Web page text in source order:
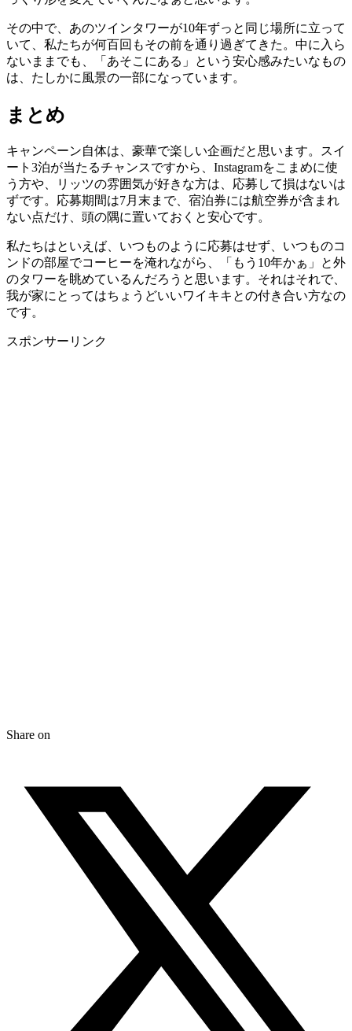
その中で、あのツインタワーが10年ずっと同じ場所に立って
いて、私たちが何百回もその前を通り過ぎてきた。中に入ら
ないままでも、「あそこにある」という安心感みたいなもの
は、たしかに風景の一部になっています。
まとめ
キャンペーン自体は、豪華で楽しい企画だと思います。スイ
ート3泊が当たるチャンスですから、Instagramをこまめに使
う方や、リッツの雰囲気が好きな方は、応募して損はないは
ずです。応募期間は7月末まで、宿泊券には航空券が含まれ
ない点だけ、頭の隅に置いておくと安心です。
私たちはといえば、いつものように応募はせず、いつものコ
ンドの部屋でコーヒーを淹れながら、「もう10年かぁ」と外
のタワーを眺めているんだろうと思います。それはそれで、
我が家にとってはちょうどいいワイキキとの付き合い方なの
です。
スポンサーリンク
Share on